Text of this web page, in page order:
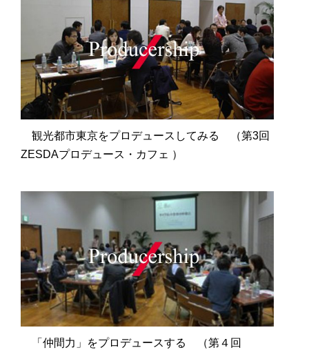
観光都市東京をプロデュースしてみる （第3回
ZESDAプロデュース・カフェ ）
「仲間力」をプロデュースする （第４回